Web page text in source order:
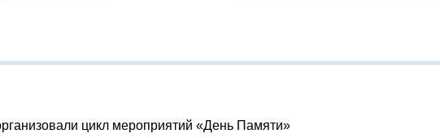
цикл мероприятий «День Памяти»